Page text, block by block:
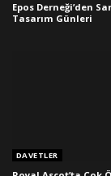
Epos Derneği’den
Tasarım Günleri
DAVETLER